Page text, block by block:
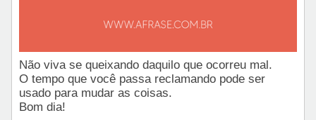
Não viva se queixando daquilo que ocorreu mal.
O tempo que você passa reclamando pode ser
usado para mudar as coisas.
Bom dia!